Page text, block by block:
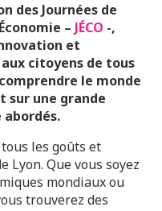
des Journées de
– JÉCO -,
et
citoyens de tous
le monde
sur une grande
les goûts et
Lyon. Que vous soyez
mondiaux ou
trouverez des